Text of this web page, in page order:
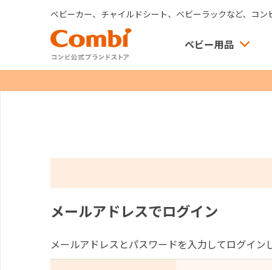
ベビーカー、チャイルドシート、ベビーラックなど、コン
ベビー用品
メールアドレスでログイン
メールアドレスとパスワードを入力してログイン